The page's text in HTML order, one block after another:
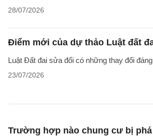
28/07/2026
Điểm mới của dự thảo Luật đất
Luật Đất đai sửa đổi có những thay đổi
23/07/2026
Trường hợp nào chung cư bị